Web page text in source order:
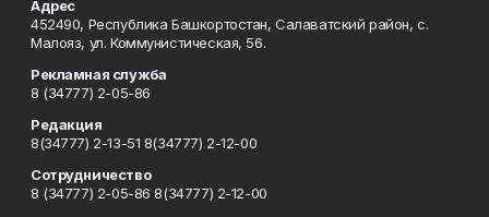
Адрес
452490, Республика Башкортостан, Салаватский район, с.
Малояз, ул. Коммунистическая, 56.
Рекламная служба
8 (34777) 2-05-86
Редакция
8(34777) 2-13-51 8(34777) 2-12-00
Сотрудничество
8 (34777) 2-05-86 8(34777) 2-12-00